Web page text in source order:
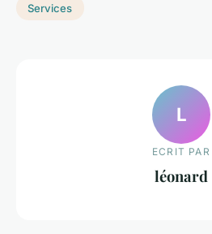
Services
L
ECRIT PAR
léonard